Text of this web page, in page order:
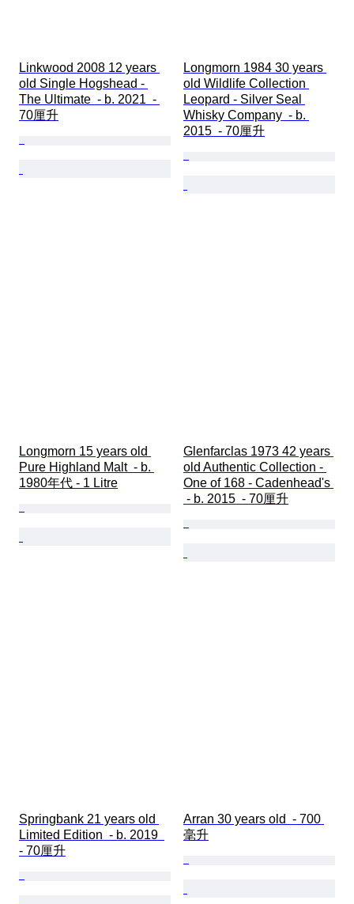
Linkwood 2008 12 years
old Single Hogshead -
The Ultimate  - b. 2021  -
70厘升
Longmorn 1984 30 years
old Wildlife Collection
Leopard - Silver Seal
Whisky Company  - b.
2015  - 70厘升
Longmorn 15 years old
Pure Highland Malt  - b.
1980年代 - 1 Litre
Glenfarclas 1973 42 years
old Authentic Collection -
One of 168 - Cadenhead's
- b. 2015  - 70厘升
Springbank 21 years old
Limited Edition  - b. 2019
- 70厘升
Arran 30 years old  - 700
毫升